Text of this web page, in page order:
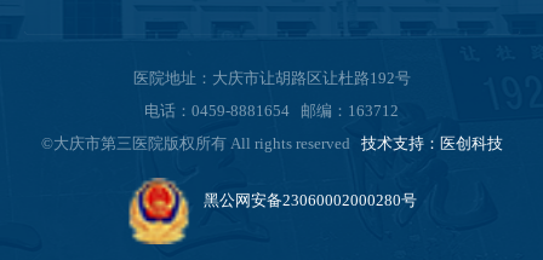
医院地址：大庆市让胡路区让杜路192号
电话：0459-8881654 邮编：163712
©大庆市第三医院版权所有 All rights reserved 技术支持：医创科技
黑公网安备23060002000280号